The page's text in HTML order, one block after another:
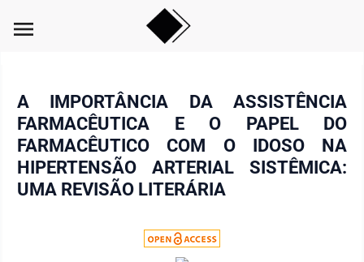
menu
A IMPORTÂNCIA DA ASSISTÊNCIA
FARMACÊUTICA E O PAPEL DO
FARMACÊUTICO COM O IDOSO NA
HIPERTENSÃO ARTERIAL SISTÊMICA:
UMA REVISÃO LITERÁRIA